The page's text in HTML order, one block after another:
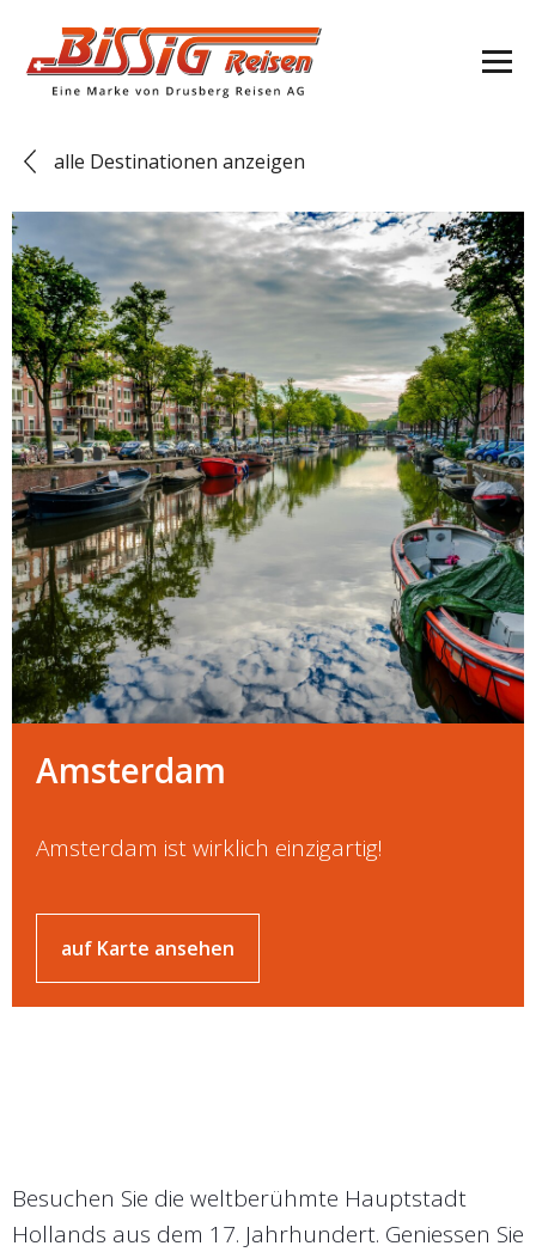
alle Destinationen anzeigen
Amsterdam
Amsterdam ist wirklich einzigartig!
auf Karte ansehen
Besuchen Sie die weltberühmte Hauptstadt
Hollands aus dem 17. Jahrhundert. Geniessen Sie